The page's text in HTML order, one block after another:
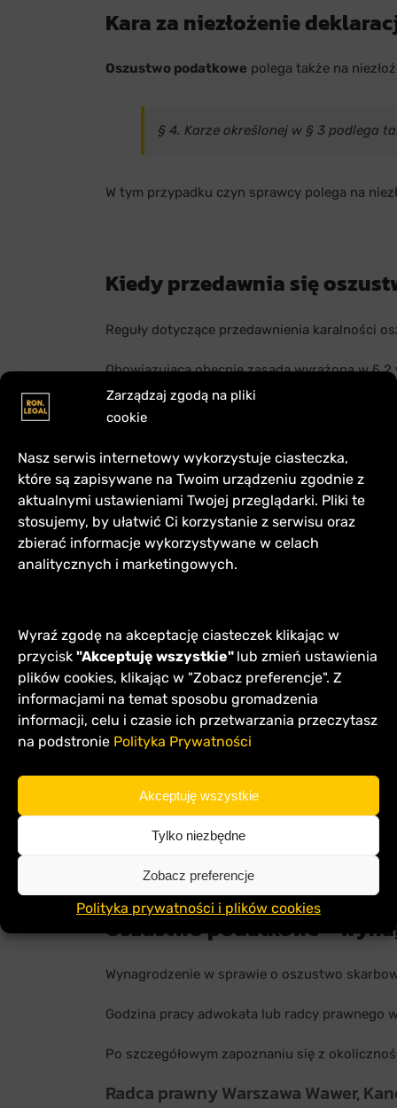
Zarządzaj zgodą na pliki
cookie
Nasz serwis internetowy wykorzystuje ciasteczka,
które są zapisywane na Twoim urządzeniu zgodnie z
aktualnymi ustawieniami Twojej przeglądarki. Pliki te
stosujemy, by ułatwić Ci korzystanie z serwisu oraz
zbierać informacje wykorzystywane w celach
analitycznych i marketingowych.
Wyraź zgodę na akceptację ciasteczek klikając w
przycisk "Akceptuję wszystkie" lub zmień ustawienia
plików cookies, klikając w "Zobacz preferencje". Z
informacjami na temat sposobu gromadzenia
informacji, celu i czasie ich przetwarzania przeczytasz
na podstronie Polityka Prywatności
Akceptuję wszystkie
Tylko niezbędne
Zobacz preferencje
Polityka prywatności i plików cookies
Kara za niezłożenie
Oszustwo podatkowe polega także na
§ 4. Karze określonej w § 3 podlega
W tym przypadku czyn sprawcy polega na
Kiedy przedawnia się
Reguły dotyczące przedawnienia karalności
Obowiązująca obecnie zasada wyrażona w §
W przypadku wykroczeń skarbowych a więc
Pozostałe oszustwa
Poza wskazanym wyżej typowym oszustwem
bezpodstawny zwrot podatku
podanie fałszywych danych lub
oszustwo celne
art. 87 k.k.s.
bezpodstawny zwrot należności celnej
Oszustwo podatkowe –
Oszustwo podatkowe
Pomoc prawna w tym zakresie może
Oszustwo podatkowe –
Wynagrodzenie w sprawie o oszustwo
Godzina pracy adwokata lub radcy
Po szczegółowym zapoznaniu się z
Radca prawny Warszawa Wawer,